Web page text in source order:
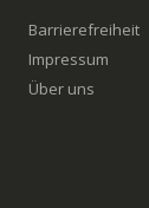
Barrierefreiheit
Impressum
Über uns